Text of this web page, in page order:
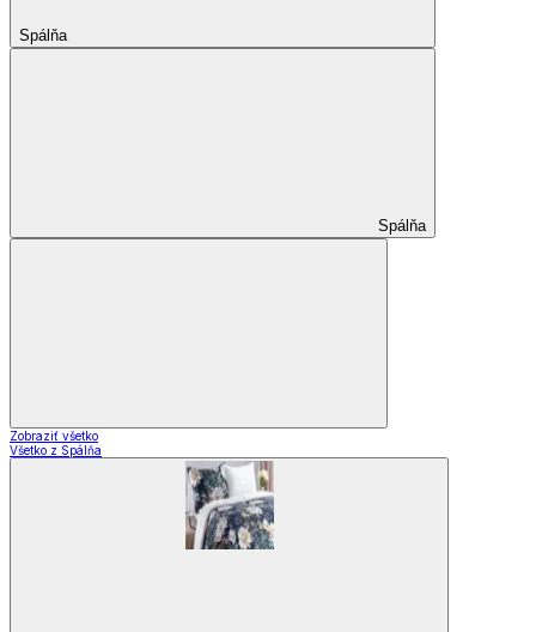
Spálňa
Spálňa
Zobraziť všetko
Všetko z Spálňa